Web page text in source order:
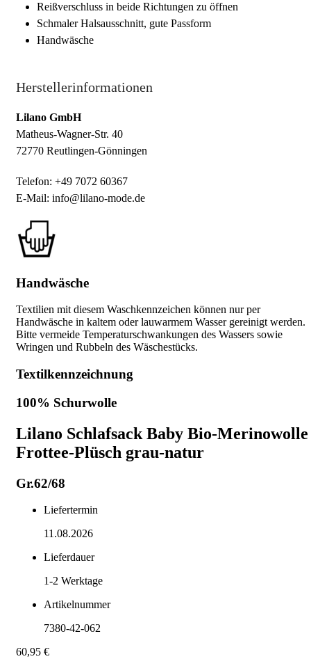
Reißverschluss in beide Richtungen zu öffnen
Schmaler Halsausschnitt, gute Passform
Handwäsche
Herstellerinformationen
Lilano GmbH
Matheus-Wagner-Str. 40
72770 Reutlingen-Gönningen
Telefon: +49 7072 60367
E-Mail: info@lilano-mode.de
Handwäsche
Textilien mit diesem Waschkennzeichen können nur per
Handwäsche in kaltem oder lauwarmem Wasser gereinigt werden.
Bitte vermeide Temperaturschwankungen des Wassers sowie
Wringen und Rubbeln des Wäschestücks.
Textilkennzeichnung
100% Schurwolle
Lilano Schlafsack Baby Bio-Merinowolle
Frottee-Plüsch grau-natur
Gr.62/68
Liefertermin
11.08.2026
Lieferdauer
1-2 Werktage
Artikelnummer
7380-42-062
60,95 €